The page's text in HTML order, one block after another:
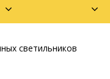
светильников